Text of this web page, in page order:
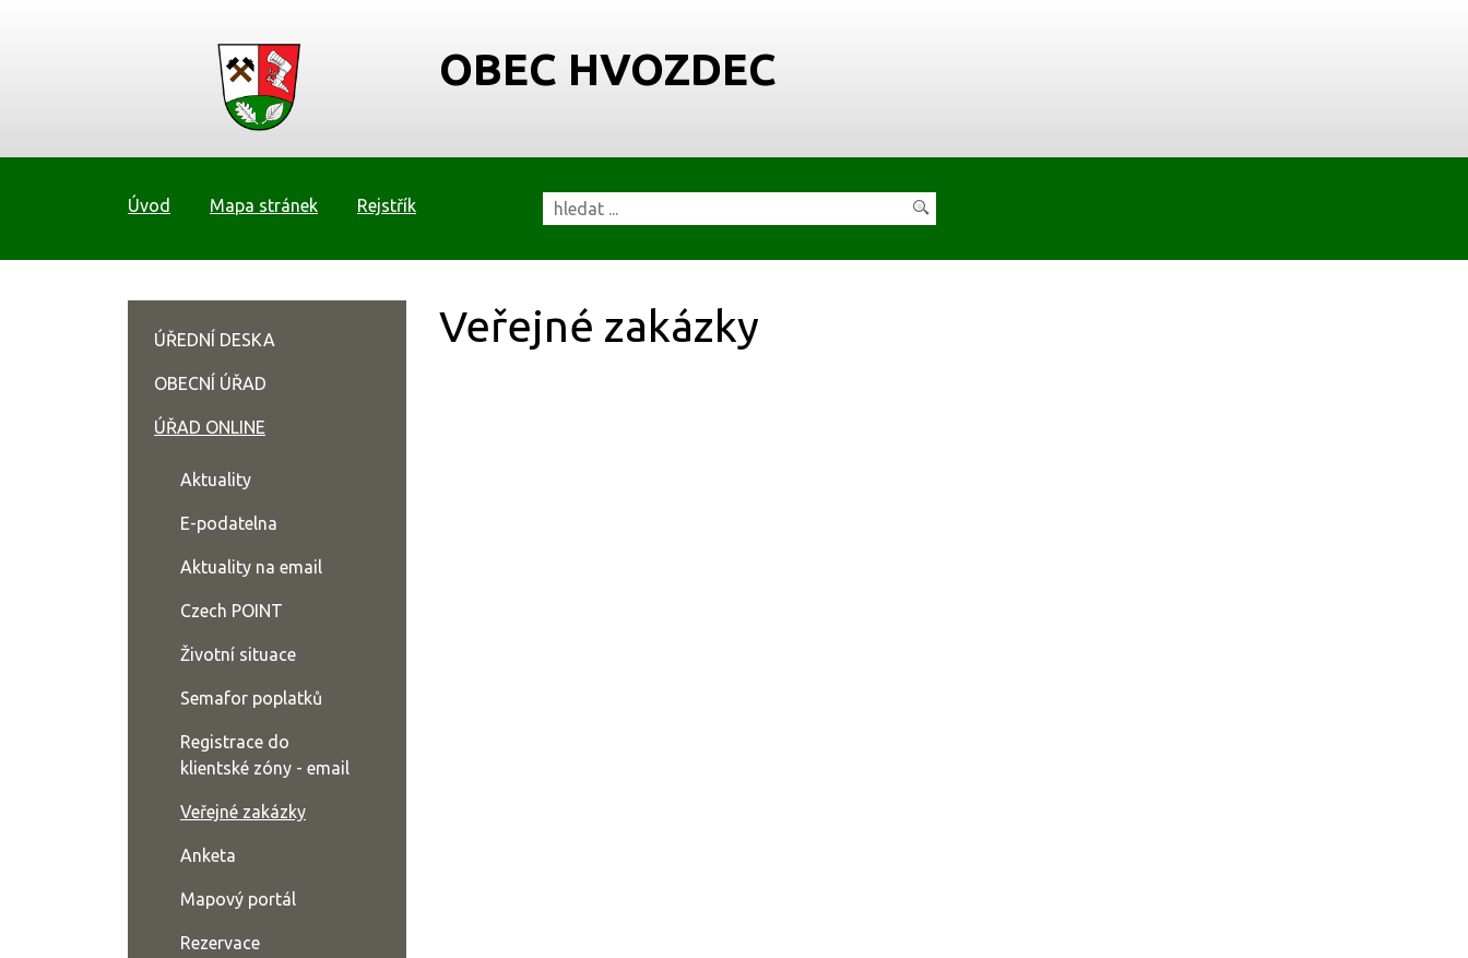
OBEC HVOZDEC
Úvod Mapa stránek Rejstřík
Veřejné zakázky
ÚŘEDNÍ DESKA
OBECNÍ ÚŘAD
ÚŘAD ONLINE
Aktuality
E-podatelna
Aktuality na email
Czech POINT
Životní situace
Semafor poplatků
Registrace do
klientské zóny - email
Veřejné zakázky
Anketa
Mapový portál
Rezervace